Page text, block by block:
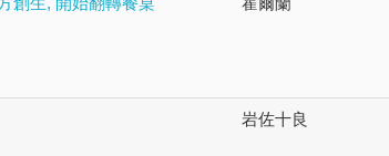
岩佐十良